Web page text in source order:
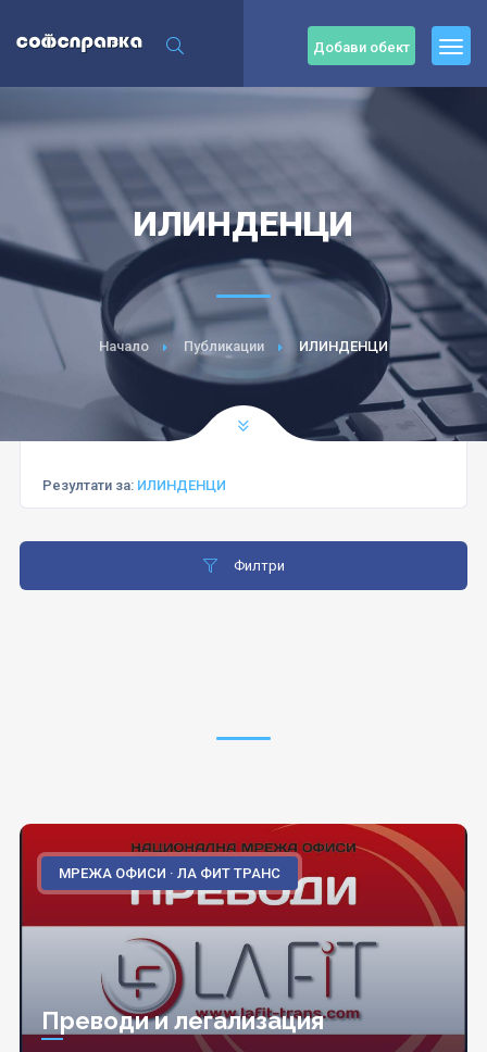
Добави обект
ИЛИНДЕНЦИ
Начало Публикации ИЛИНДЕНЦИ
Резултати за: ИЛИНДЕНЦИ
Филтри
МРЕЖА ОФИСИ · ЛА ФИТ ТРАНС
Преводи и легализация